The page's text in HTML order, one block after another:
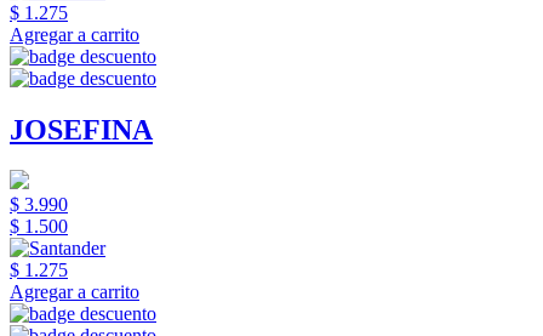
$ 1.275
Agregar a carrito
JOSEFINA
$ 3.990
$ 1.500
$ 1.275
Agregar a carrito